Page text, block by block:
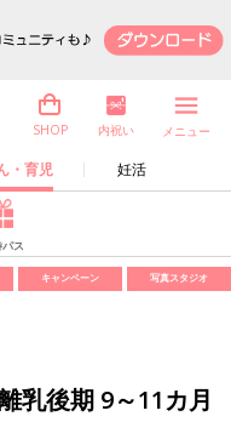
・育児 妊活
SHOP 内祝い メニュー
ス
キャンペーン 写真スタジオ
乳後期 9～11カ月